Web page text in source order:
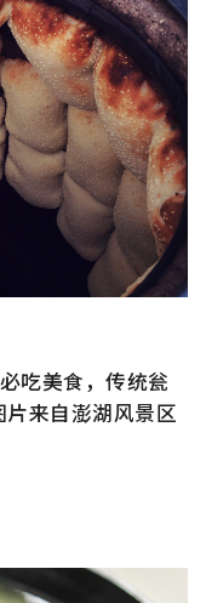
吃美食，传统瓮
来自澎湖风景区